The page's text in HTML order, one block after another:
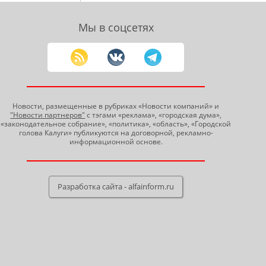
Мы в соцсетях
Новости, размещенные в рубриках «Новости компаний» и
"Новости партнеров" с тэгами «реклама», «городская дума»,
«законодательное собрание», «политика», «область», «Городской
голова Калуги» публикуются на договорной, рекламно-
информационной основе.
Разработка сайта - alfainform.ru